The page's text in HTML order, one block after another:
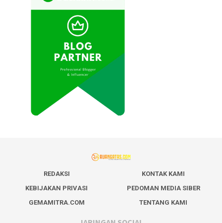
REDAKSI
KONTAK KAMI
KEBIJAKAN PRIVASI
PEDOMAN MEDIA SIBER
GEMAMITRA.COM
TENTANG KAMI